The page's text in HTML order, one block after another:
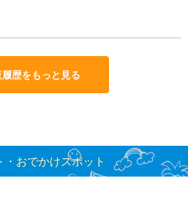
歴をもっと見る
おでかけスポット